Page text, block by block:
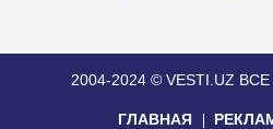
2004-2024 © VESTI.UZ
ГЛАВНАЯ